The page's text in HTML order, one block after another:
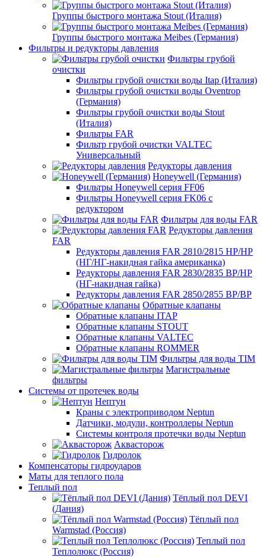
Группы быстрого монтажа Stout (Италия)
Группы быстрого монтажа Meibes (Германия)
Фильтры и редукторы давления
Фильтры грубой
очистки
Фильтры грубой очистки воды Itap (Италия)
Фильтры грубой очистки воды Oventrop
(Германия)
Фильтры грубой очистки воды Stout
(Италия)
Фильтры FAR
Фильтр грубой очистки VALTEC
Универсальный
Редукторы давления
Honeywell (Германия)
Фильтры Honeywell серия FF06
Фильтры Honeywell серия FK06 с
редуктором
Фильтры для воды FAR
Редукторы давления
FAR
Редукторы давления FAR 2810/2815 НР/НР
(НГ/НГ-накидная гайка американка)
Редукторы давления FAR 2830/2835 ВР/НР
(НГ-накидная гайка)
Редукторы давления FAR 2850/2855 ВР/ВР
Обратные клапаны
Обратные клапаны ITAP
Обратные клапаны STOUT
Обратные клапаны VALTEC
Обратные клапаны ROMMER
Фильтры для воды TIM
Магистральные
фильтры
Системы от протечек воды
Нептун
Краны с электроприводом Neptun
Датчики, модули, контроллеры Neptun
Системы контроля протечки воды Neptun
Аквасторож
Гидролок
Компенсаторы гидроударов
Маты для теплого пола
Теплый пол
Тёплый пол DEVI
(Дания)
Тёплый пол
Warmstad (Россия)
Теплый пол
Теплолюкс (Россия)